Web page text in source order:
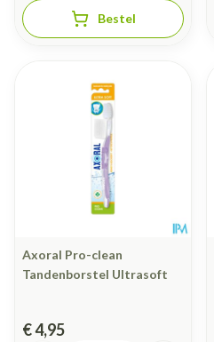
Bestel
Axoral Pro-clean
Tandenborstel Ultrasoft
€ 4,95